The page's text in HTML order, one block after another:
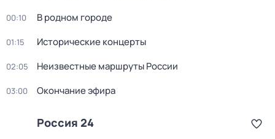
00:10 В родном городе
01:15 Исторические концерты
02:05 Неизвестные маршруты России
03:00 Окончание эфира
Россия 24